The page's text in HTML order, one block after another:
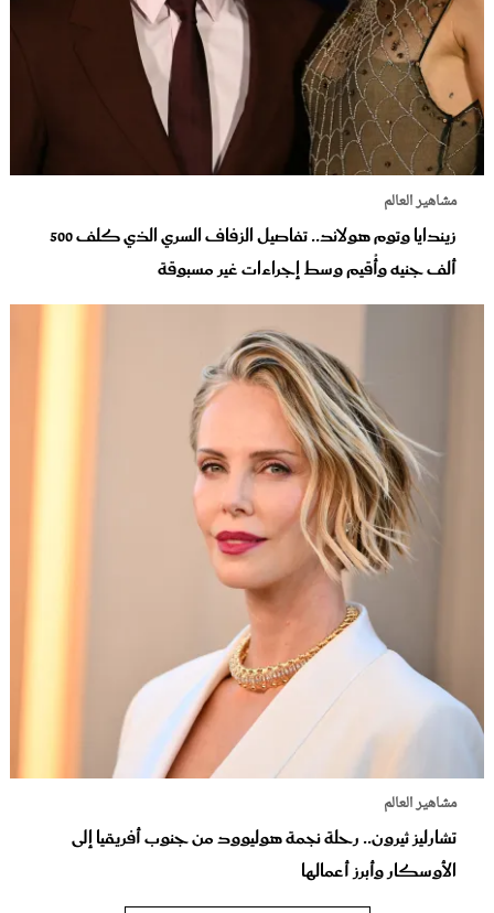
مشاهير العالم
زيندايا وتوم هولاند.. تفاصيل الزفاف السري الذي كلف 500
ألف جنيه وأُقيم وسط إجراءات غير مسبوقة
مشاهير العالم
تشارليز ثيرون.. رحلة نجمة هوليوود من جنوب أفريقيا إلى
الأوسكار وأبرز أعمالها